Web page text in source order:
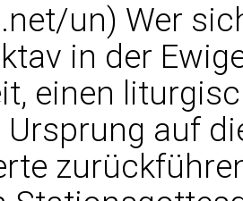
un) Wer
in der
einen
Ursprung auf